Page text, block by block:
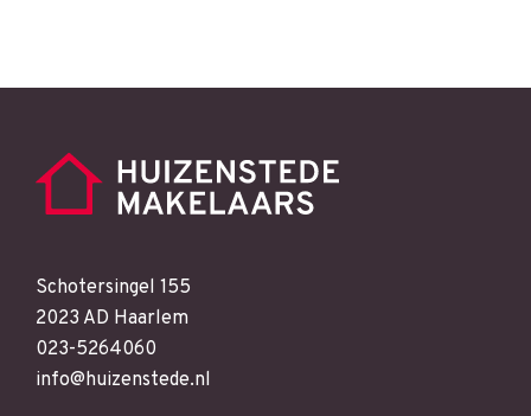
Schotersingel 155
2023 AD Haarlem
023-5264060
info@huizenstede.nl